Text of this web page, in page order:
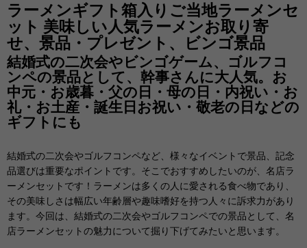
ラーメンギフト箱入りご当地ラーメンセ
ット 美味しい人気ラーメンお取り寄
せ、景品・プレゼント、ビンゴ景品
結婚式の二次会やビンゴゲーム、ゴルフコ
ンペの景品として、幹事さんに大人気。お
中元・お歳暮・父の日・母の日・内祝い・お
礼・お土産・誕生日お祝い・敬老の日などの
ギフトにも
結婚式の二次会やゴルフコンペなど、様々なイベントで景品、記念
品選びは重要なポイントです。そこでおすすめしたいのが、名店ラ
ーメンセットです！ラーメンは多くの人に愛される食べ物であり、
その美味しさは幅広い年齢層や趣味嗜好を持つ人々に訴求力があり
ます。今回は、結婚式の二次会やゴルフコンペでの景品として、名
店ラーメンセットの魅力について掘り下げてみたいと思います。